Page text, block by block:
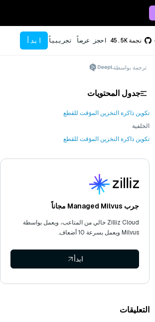
نجمة45.5K احجز عرضاً تجريبياً ابدأ
ترجمة بواسطة
جدول المحتويات
تكوين ذاكرة التخزين المؤقت للقطع
الخلفية
تكوين ذاكرة التخزين المؤقت للقطع
جرب Managed Milvus مجاناً
Zilliz Cloud خالي من المتاعب، ويعمل بواسطة
Milvus ويعمل بسرعة 10 أضعاف.
ابدأ
التعليقات